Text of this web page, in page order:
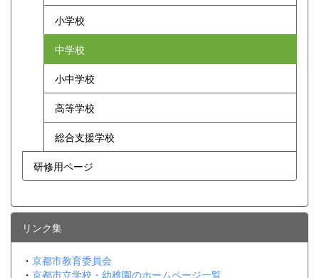
小学校
中学校
小中学校
高等学校
総合支援学校
研修用ページ
リンク集
・ 京都市教育委員会
・ 京都市立学校・幼稚園のホームページ一覧